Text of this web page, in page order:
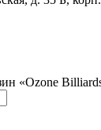
«Ozone